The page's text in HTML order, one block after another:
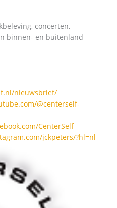
concerten,
binnen- en buitenland
nieuwsbrief/
@centerself-
CenterSelf
jckpeters/?hl=nl